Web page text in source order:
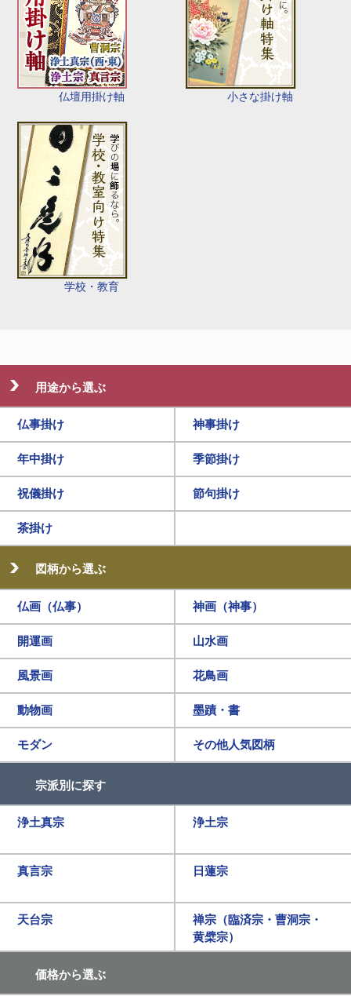
仏壇用掛け軸 小さな掛け軸
学校・教育
用途から選ぶ
仏事掛け 神事掛け
年中掛け 季節掛け
祝儀掛け 節句掛け
茶掛け
図柄から選ぶ
仏画（仏事） 神画（神事）
開運画 山水画
風景画 花鳥画
動物画 墨蹟・書
モダン その他人気図柄
宗派別に探す
浄土真宗 浄土宗
真言宗 日蓮宗
天台宗
禅宗（臨済宗・曹洞宗・
黄檗宗）
価格から選ぶ